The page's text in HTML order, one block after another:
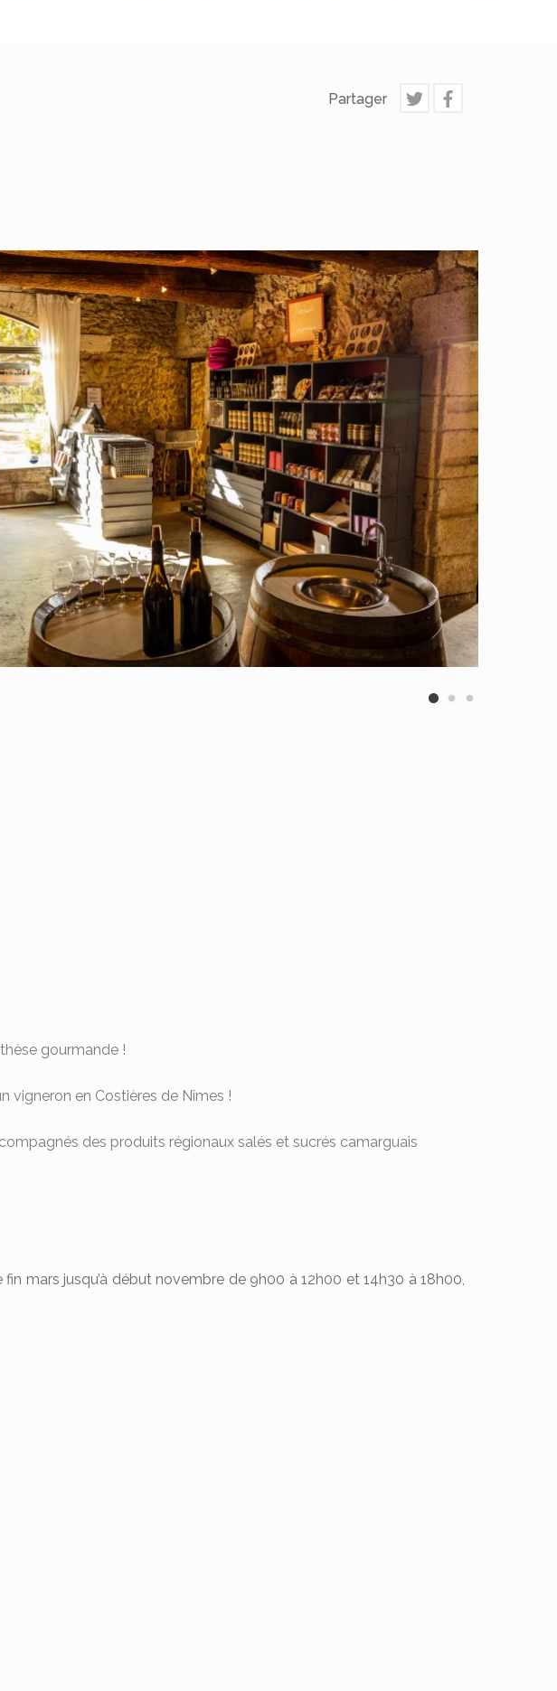
Partager
gourmande !
vigneron en Costières de Nîmes !
des produits régionaux salés et sucrés camarguais
mars jusqu’à début novembre de 9h00 à 12h00 et 14h30 à 18h00,